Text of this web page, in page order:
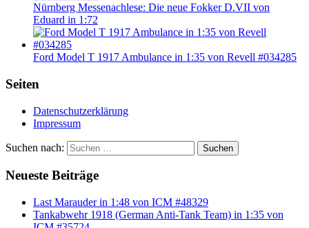
Nürnberg Messenachlese: Die neue Fokker D.VII von
Eduard in 1:72
Ford Model T 1917 Ambulance in 1:35 von Revell #034285
Seiten
Datenschutzerklärung
Impressum
Suchen nach: Suchen
Neueste Beiträge
Last Marauder in 1:48 von ICM #48329
Tankabwehr 1918 (German Anti-Tank Team) in 1:35 von